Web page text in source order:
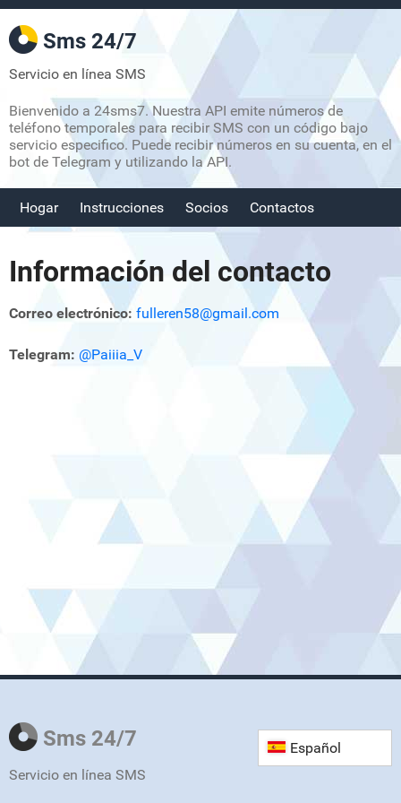
Sms 24/7
Servicio en línea SMS
Bienvenido a 24sms7. Nuestra API emite números de
teléfono temporales para recibir SMS con un código bajo
servicio especifico. Puede recibir números en su cuenta, en el
bot de Telegram y utilizando la API.
Hogar Instrucciones Socios Contactos
Información del contacto
Correo electrónico: fulleren58@gmail.com
Telegram: @Paiiia_V
Sms 24/7
Servicio en línea SMS
Español